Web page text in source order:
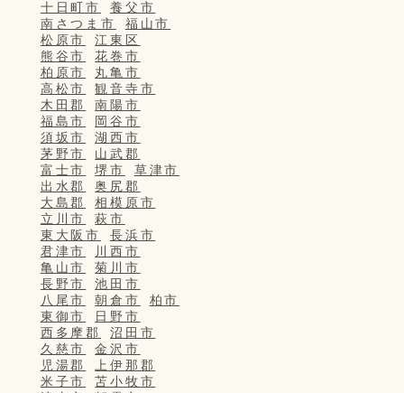
十日町市
養父市
南さつま市
福山市
松原市
江東区
熊谷市
花巻市
柏原市
丸亀市
高松市
観音寺市
木田郡
南陽市
福島市
岡谷市
須坂市
湖西市
茅野市
山武郡
富士市
堺市
草津市
出水郡
奥尻郡
大島郡
相模原市
立川市
萩市
東大阪市
長浜市
君津市
川西市
亀山市
菊川市
長野市
池田市
八尾市
朝倉市
柏市
東御市
日野市
西多摩郡
沼田市
久慈市
金沢市
児湯郡
上伊那郡
米子市
苫小牧市